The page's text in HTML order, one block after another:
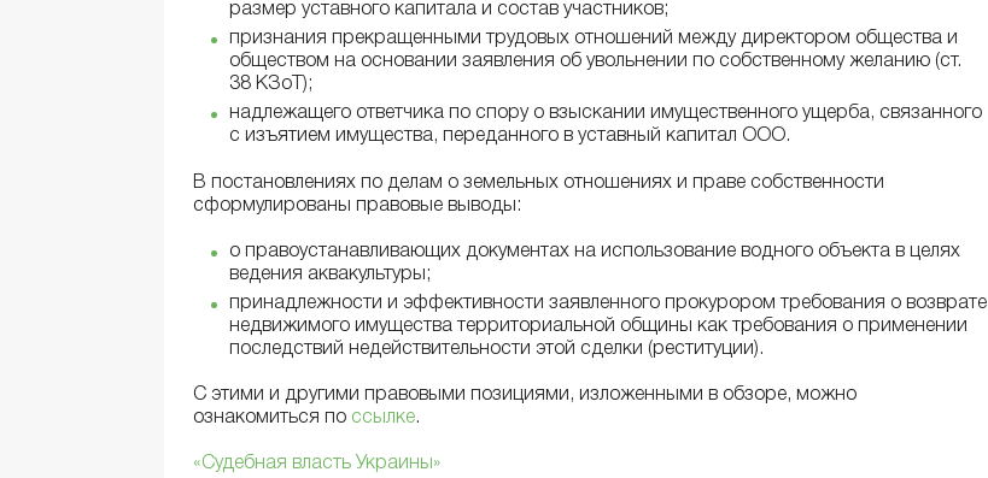
размер уставного капитала и состав участников;
признания прекращенными трудовых отношений между директором общества и
обществом на основании заявления об увольнении по собственному желанию (ст.
38 КЗоТ);
надлежащего ответчика по спору о взыскании имущественного ущерба, связанного
с изъятием имущества, переданного в уставный капитал ООО.
В постановлениях по делам о земельных отношениях и праве собственности
сформулированы правовые выводы:
о правоустанавливающих документах на использование водного объекта в целях
ведения аквакультуры;
принадлежности и эффективности заявленного прокурором требования о возврате
недвижимого имущества территориальной общины как требования о применении
последствий недействительности этой сделки (реституции).
С этими и другими правовыми позициями, изложенными в обзоре, можно
ознакомиться по ссылке.
«Судебная власть Украины»